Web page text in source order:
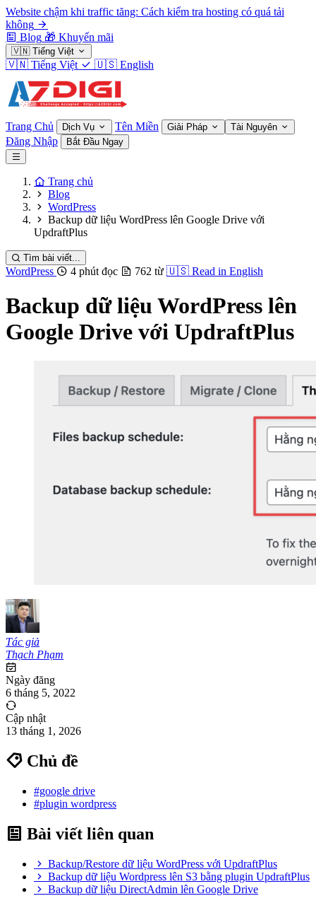
Website chậm khi traffic tăng: Cách kiểm tra hosting có quá tải
không
Blog 🎁 Khuyến mãi
🇻🇳 Tiếng Việt
🇻🇳 Tiếng Việt 🇺🇸 English
Trang Chủ Dịch Vụ Tên Miền Giải Pháp Tài Nguyên
Đăng Nhập Bắt Đầu Ngay
Trang chủ
Blog
WordPress
Backup dữ liệu WordPress lên Google Drive với
UpdraftPlus
Tìm bài viết...
WordPress 4 phút đọc 762 từ 🇺🇸 Read in English
Backup dữ liệu WordPress lên
Google Drive với UpdraftPlus
Tác giả
Thạch Phạm
Ngày đăng
6 tháng 5, 2022
Cập nhật
13 tháng 1, 2026
Chủ đề
#google drive
#plugin wordpress
Bài viết liên quan
Backup/Restore dữ liệu WordPress với UpdraftPlus
Backup dữ liệu Wordpress lên S3 bằng plugin UpdraftPlus
Backup dữ liệu DirectAdmin lên Google Drive